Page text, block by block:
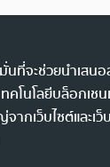
ที่จะช่วยนำเสน
คโนโลยีบล็อกเช
กเว็บไซต์และเ